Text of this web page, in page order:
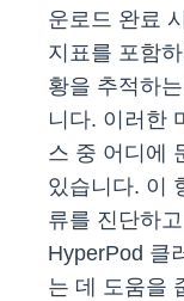
운로드 완료
지표를 포함
황을 추적하
니다. 이러한
스 중 어디에
있습니다. 이
류를 진단하
HyperPod 클
는 데 도움을